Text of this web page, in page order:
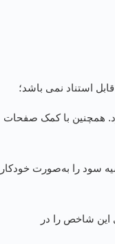
استناد نمی باشد؛
همچنین با کمک صفحات
سود را به‌صورت خودکار
این شاخص را در